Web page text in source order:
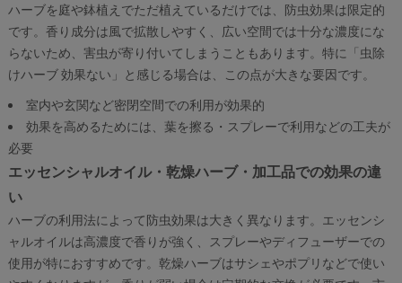
ハーブを庭や鉢植えでただ植えているだけでは、防虫効果は限定的
です。香り成分は風で拡散しやすく、広い空間では十分な濃度にな
らないため、害虫が寄り付いてしまうこともあります。特に「虫除
けハーブ 効果ない」と感じる場合は、この点が大きな要因です。
室内や玄関など密閉空間での利用が効果的
効果を高めるためには、葉を擦る・スプレーで利用などの工夫が
必要
エッセンシャルオイル・乾燥ハーブ・加工品での効果の違
い
ハーブの利用法によって防虫効果は大きく異なります。エッセンシ
ャルオイルは高濃度で香りが強く、スプレーやディフューザーでの
使用が特におすすめです。乾燥ハーブはサシェやポプリなどで使い